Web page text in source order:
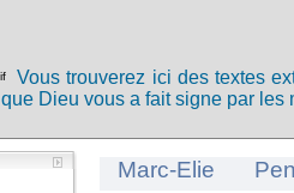
Vous trouverez ici des textes
que Dieu vous a fait signe par les
Marc-Elie